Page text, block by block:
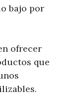
bajo por
ofrecer
que